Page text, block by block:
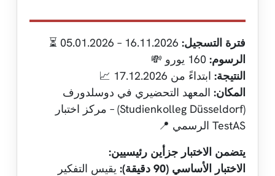
فترة التسجيل:
الرسوم:
النتيجة: ابتداءً من 17.12.2026 📈
المكان: المعهد التحضيري في دوسلدورف
(Studienkolleg Düsseldorf) – مركز اختبار
TestAS الرسمي 📍
يتضمن الاختبار جزأين رئيسيين:
الاختبار الأساسي (90 دقيقة):
يقيس التفكير